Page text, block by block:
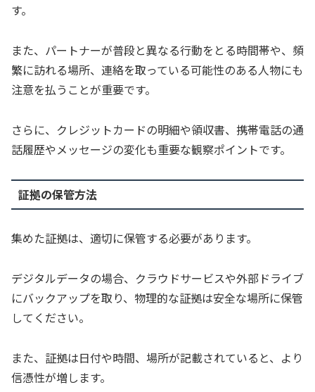
す。
また、パートナーが普段と異なる行動をとる時間帯や、頻
繁に訪れる場所、連絡を取っている可能性のある人物にも
注意を払うことが重要です。
さらに、クレジットカードの明細や領収書、携帯電話の通
話履歴やメッセージの変化も重要な観察ポイントです。
証拠の保管方法
集めた証拠は、適切に保管する必要があります。
デジタルデータの場合、クラウドサービスや外部ドライブ
にバックアップを取り、物理的な証拠は安全な場所に保管
してください。
また、証拠は日付や時間、場所が記載されていると、より
信憑性が増します。